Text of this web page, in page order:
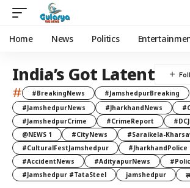
Home News Politics
India’s Got Latent
# #BreakingNews
#JamshedpurBreaking
#JamshedpurNews
#JharkhandNews
#JamshedpurCrime
#CrimeReport
@NEWS 1
#CityNews
#Saraikela-
#CulturalFestJamshedpur
#JharkhandPolice
#AccidentNews
#AdityapurNews
#Jamshedpur #TataSteel
jamshedpur